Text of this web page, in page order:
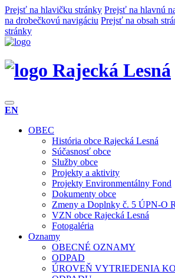
Prejsť na hlavičku stránky Prejsť na hlavnú
na drobečkovú navigáciu Prejsť na obsah
stránky
Rajecká Lesná
EN
OBEC
História obce Rajecká Lesná
Súčasnosť obce
Služby obce
Projekty a aktivity
Projekty Environmentálny Fond
Dokumenty obce
Zmeny a Doplnky č. 5 ÚPN-O
VZN obce Rajecká Lesná
Fotogaléria
Oznamy
OBECNÉ OZNAMY
ODPAD
ÚROVEŇ VYTRIEDENIA